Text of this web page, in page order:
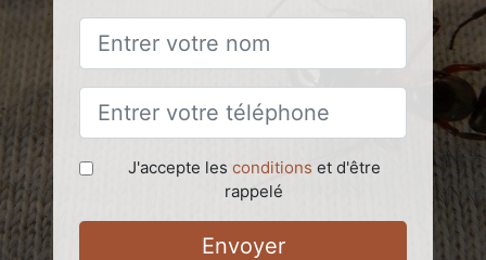
J'accepte les conditions et d'être
rappelé
Envoyer